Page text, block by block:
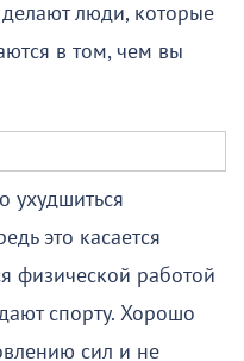
люди, которые
в том, чем вы
ухудшиться
это касается
физической работой
спорту. Хорошо
сил и не